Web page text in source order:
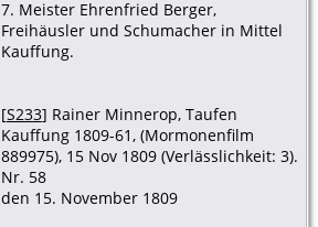
7. Meister Ehrenfried Berger,
Freihäusler und Schumacher in Mittel
Kauffung.
[S233] Rainer Minnerop, Taufen
Kauffung 1809-61, (Mormonenfilm
889975), 15 Nov 1809 (Verlässlichkeit: 3).
Nr. 58
den 15. November 1809